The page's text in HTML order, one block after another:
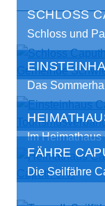
SCHLOSS
Schloss und
Das
Im Heimathaus
FÄHRE
Die Seilfähre